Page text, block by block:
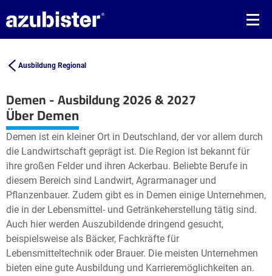
Ausbildung Regional
Demen - Ausbildung 2026 & 2027
+
−
Leaflet| ©OpenStreetMap2
Über Demen
Demen ist ein kleiner Ort in Deutschland, der vor allem durch
die Landwirtschaft geprägt ist. Die Region ist bekannt für
ihre großen Felder und ihren Ackerbau. Beliebte Berufe in
diesem Bereich sind Landwirt, Agrarmanager und
Pflanzenbauer. Zudem gibt es in Demen einige Unternehmen,
die in der Lebensmittel- und Getränkeherstellung tätig sind.
Auch hier werden Auszubildende dringend gesucht,
beispielsweise als Bäcker, Fachkräfte für
Lebensmitteltechnik oder Brauer. Die meisten Unternehmen
bieten eine gute Ausbildung und Karrieremöglichkeiten an.